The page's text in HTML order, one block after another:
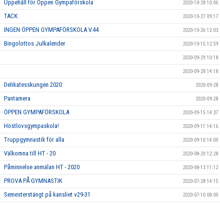
Uppehåll för Öppen Gympaförskola 2020-10-28 10:06
TACK 2020-10-27 09:17
INGEN ÖPPEN GYMPAFÖRSKOLA V.44 2020-10-26 12:03
Bingolottos Julkalender 2020-10-15 12:59
2020-09-29 10:18
2020-09-28 14:18
Delikatesskungen 2020 2020-09-28
Pantamera 2020-09-28
ÖPPEN GYMPAFÖRSKOLA 2020-09-15 14:37
Höstlovsgympaskola! 2020-09-11 14:16
Truppgymnastik för alla 2020-09-10 14:00
Välkomna till HT - 20 2020-08-20 12:28
Påminnelse anmälan HT - 2020 2020-08-13 11:12
PROVA PÅ GYMNASTIK 2020-07-28 14:15
Semesterstängt på kansliet v29-31 2020-07-10 08:00